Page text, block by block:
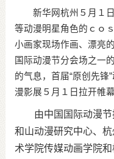
新华网杭州５月１日
等动漫明星角色的ｃｏ
小画家现场作画、漂亮
国际动漫节分会场之一
的气息，首届“原创先锋
漫影展５月１日拉开帷
由中国国际动漫节
和山动漫研究中心、
术学院传媒动画学院